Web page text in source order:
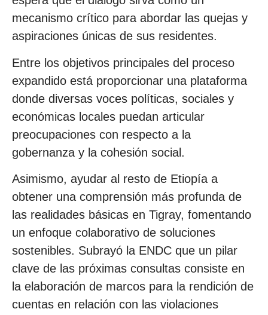
mecanismo crítico para abordar las quejas y
aspiraciones únicas de sus residentes.
Entre los objetivos principales del proceso
expandido está proporcionar una plataforma
donde diversas voces políticas, sociales y
económicas locales puedan articular
preocupaciones con respecto a la
gobernanza y la cohesión social.
Asimismo, ayudar al resto de Etiopía a
obtener una comprensión más profunda de
las realidades básicas en Tigray, fomentando
un enfoque colaborativo de soluciones
sostenibles. Subrayó la ENDC que un pilar
clave de las próximas consultas consiste en
la elaboración de marcos para la rendición de
cuentas en relación con las violaciones